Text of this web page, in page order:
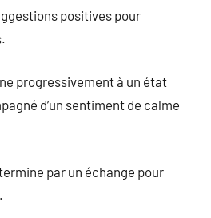
positives pour
progressivement à un état
d’un sentiment de calme
par un échange pour